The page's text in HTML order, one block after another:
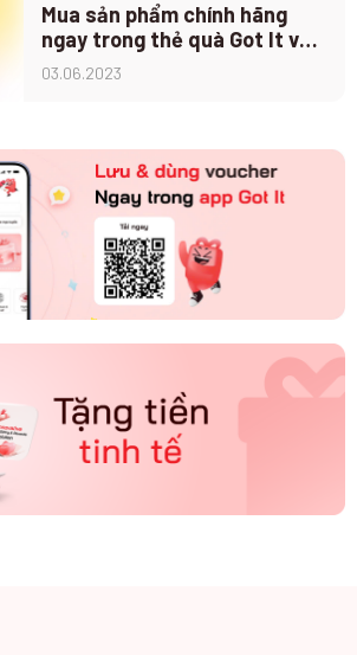
Mua sản phẩm chính hãng
ngay trong thẻ quà Got It với
tính năng Home Delivery
03.06.2023